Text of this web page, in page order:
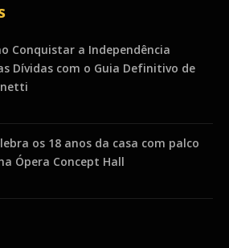
Conquistar a Independência
Dívidas com o Guia Definitivo de
os 18 anos da casa com palco
Ópera Concept Hall